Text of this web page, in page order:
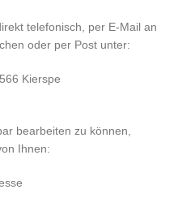
telefonisch, per E-Mail an
oder per Post unter:
Kierspe
bearbeiten zu können,
Ihnen: